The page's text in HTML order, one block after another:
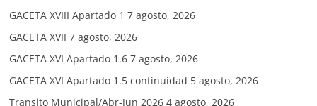
GACETA XVIII Apartado 1 7 agosto, 2026
GACETA XVII 7 agosto, 2026
GACETA XVI Apartado 1.6 7 agosto, 2026
GACETA XVI Apartado 1.5 continuidad 5 agosto, 2026
Transito Municipal/Abr-Jun 2026 4 agosto, 2026